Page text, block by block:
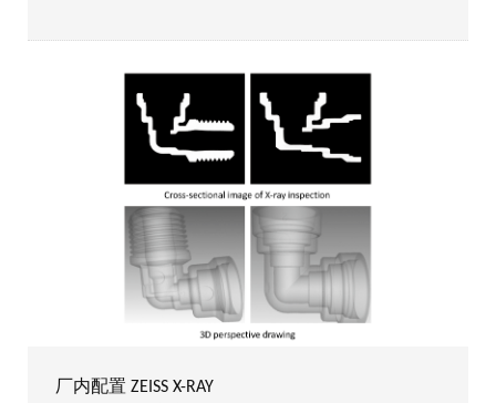
厂内配置 ZEISS X-RAY